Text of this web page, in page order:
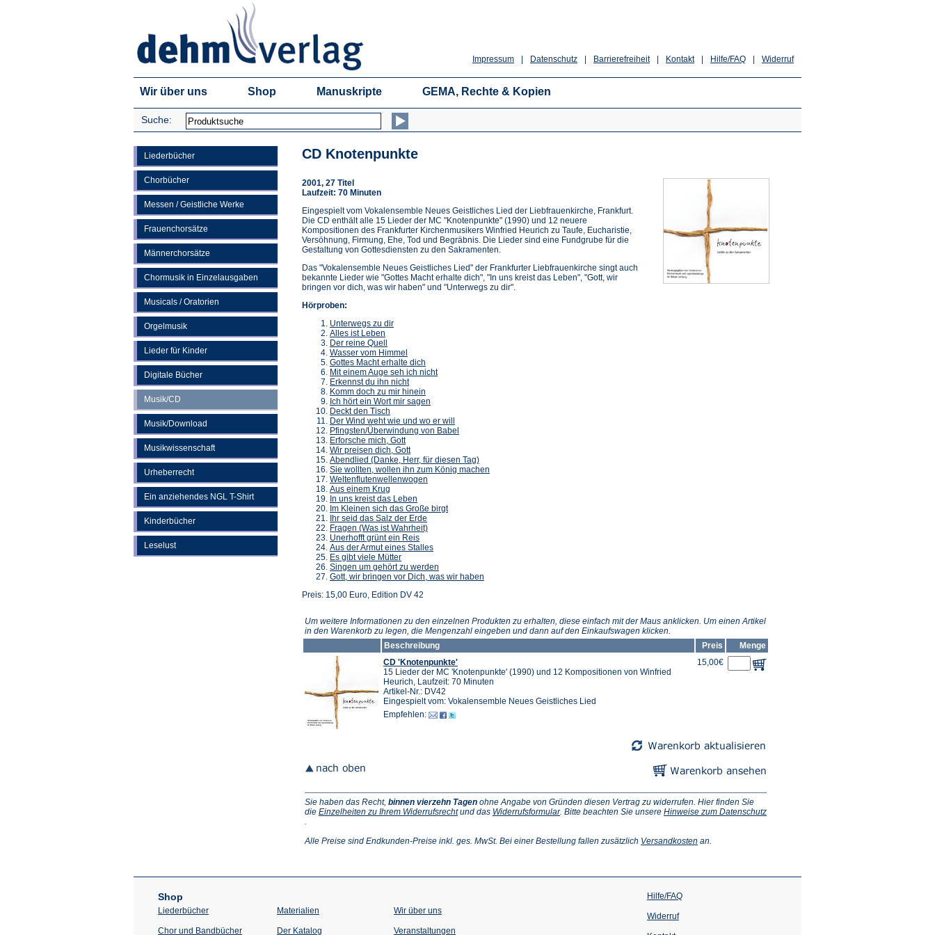
Widerruf
Hilfe/FAQ
Kontakt
Barrierefreiheit
Datenschutz
Impressum
Wir über uns Shop Manuskripte GEMA, Rechte & Kopien
Suche:
Liederbücher
Chorbücher
Messen / Geistliche Werke
Frauenchorsätze
Männerchorsätze
Chormusik in Einzelausgaben
Musicals / Oratorien
Orgelmusik
Lieder für Kinder
Digitale Bücher
Musik/CD
Musik/Download
Musikwissenschaft
Urheberrecht
Ein anziehendes NGL T-Shirt
Kinderbücher
Leselust
CD Knotenpunkte
2001, 27 Titel
Laufzeit: 70 Minuten
Eingespielt vom Vokalensemble Neues Geistliches Lied der Liebfrauenkirche, Frankfurt.
Die CD enthält alle 15 Lieder der MC "Knotenpunkte" (1990) und 12 neuere
Kompositionen des Frankfurter Kirchenmusikers Winfried Heurich zu Taufe, Eucharistie,
Versöhnung, Firmung, Ehe, Tod und Begräbnis. Die Lieder sind eine Fundgrube für die
Gestaltung von Gottesdiensten zu den Sakramenten.
Das "Vokalensemble Neues Geistliches Lied" der Frankfurter Liebfrauenkirche singt auch
bekannte Lieder wie "Gottes Macht erhalte dich", "In uns kreist das Leben", "Gott, wir
bringen vor dich, was wir haben" und "Unterwegs zu dir".
Hörproben:
Unterwegs zu dir
Alles ist Leben
Der reine Quell
Wasser vom Himmel
Gottes Macht erhalte dich
Mit einem Auge seh ich nicht
Erkennst du ihn nicht
Komm doch zu mir hinein
Ich hört ein Wort mir sagen
Deckt den Tisch
Der Wind weht wie und wo er will
Pfingsten/Überwindung von Babel
Erforsche mich, Gott
Wir preisen dich, Gott
Abendlied (Danke, Herr, für diesen Tag)
Sie wollten, wollen ihn zum König machen
Weltenflutenwellenwogen
Aus einem Krug
In uns kreist das Leben
Im Kleinen sich das Große birgt
Ihr seid das Salz der Erde
Fragen (Was ist Wahrheit)
Unerhofft grünt ein Reis
Aus der Armut eines Stalles
Es gibt viele Mütter
Singen um gehört zu werden
Gott, wir bringen vor Dich, was wir haben
Preis: 15,00 Euro, Edition DV 42
Um weitere Informationen zu den einzelnen Produkten zu erhalten, diese einfach mit der Maus anklicken. Um einen Artikel
in den Warenkorb zu legen, die Mengenzahl eingeben und dann auf den Einkaufswagen klicken.
Beschreibung
Preis
Menge
CD 'Knotenpunkte'
15 Lieder der MC 'Knotenpunkte' (1990) und 12 Kompositionen von Winfried
Heurich, Laufzeit: 70 Minuten
Artikel-Nr.: DV42
Eingespielt vom: Vokalensemble Neues Geistliches Lied
Empfehlen:
15,00€
Sie haben das Recht, binnen vierzehn Tagen ohne Angabe von Gründen diesen Vertrag zu widerrufen. Hier finden Sie
die Einzelheiten zu Ihrem Widerrufsrecht(Öffnet
neuen
und das Widerrufsformular(Öffnet
neuen
. Bitte beachten Sie unsere Hinweise zum Datenschutz
einem
.
Alle Preise sind Endkunden-Preise inkl. ges. MwSt. Bei einer Bestellung fallen zusätzlich Versandkosten (Öffnet
Tab)
an.
Shop
Liederbücher
Chor und Bandbücher
Materialien
Der Katalog
Wir über uns
Veranstaltungen
Hilfe/FAQ
Widerruf